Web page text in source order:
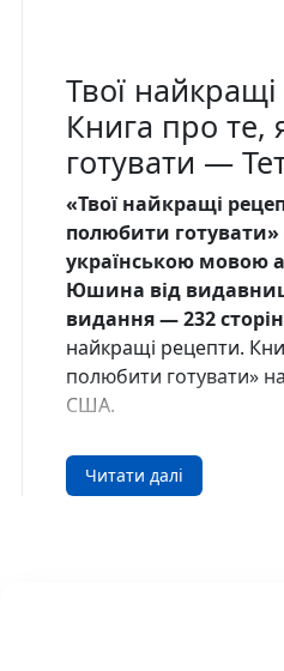
Твої
Книга про те,
готувати —
«Твої найкращі
полюбити
українською мовою
Юшина від
видання — 232
найкращі рецепти.
полюбити готувати»
США.
Про книгу
Готувати вдома — це
Читати далі